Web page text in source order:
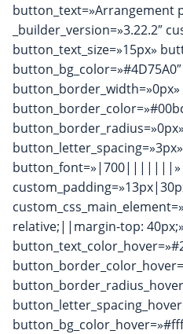
button_text=»Arrangement
_builder_version=»3.22.2″
button_text_size=»15px»
button_bg_color=»#4D75A0″
button_border_width=»0px»
button_border_radius=»0px»
button_letter_spacing=»3px»
button_font=»|700|||||||»
relative;||margin-top: 40px;»